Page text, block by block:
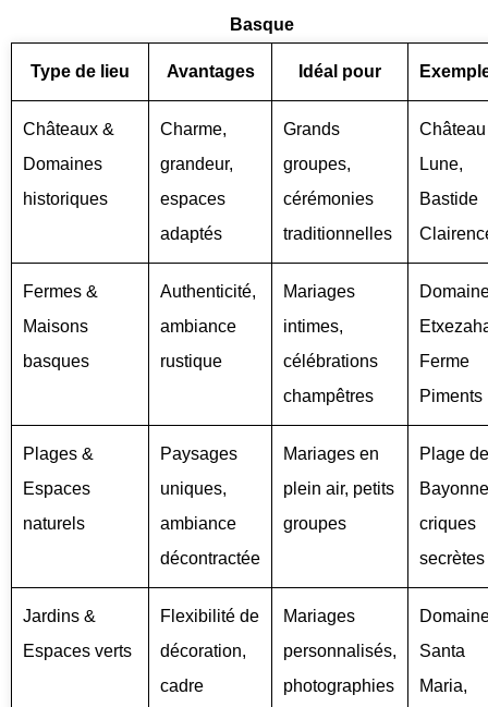
Basque
Type de lieu Avantages Idéal pour
Châteaux &
Domaines
historiques
Charme,
grandeur,
espaces
adaptés
Grands
groupes,
cérémonies
traditionnelles
Château
Lune,
Bastide
Fermes &
Maisons
basques
Authenticité,
ambiance
rustique
Mariages
intimes,
célébrations
champêtres
Ferme
Piments
Plages &
Espaces
naturels
Paysages
uniques,
ambiance
décontractée
Mariages en
plein air, petits
groupes
Plage de
criques
secrètes
Jardins &
Espaces verts
Flexibilité de
décoration,
cadre
Mariages
personnalisés,
photographies
Santa
Maria,